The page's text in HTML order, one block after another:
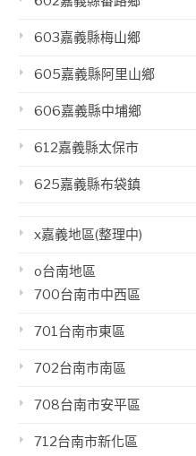
603嘉義縣梅山鄉
605嘉義縣阿里山鄉
606嘉義縣中埔鄉
612嘉義縣太保市
625嘉義縣布袋鎮
x嘉義地區(整理中)
o台南地區
700台南市中西區
701台南市東區
702台南市南區
708台南市安平區
712台南市新化區